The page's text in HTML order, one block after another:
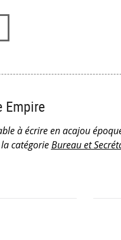
Empire
à écrire en acajou
catégorieBureau et